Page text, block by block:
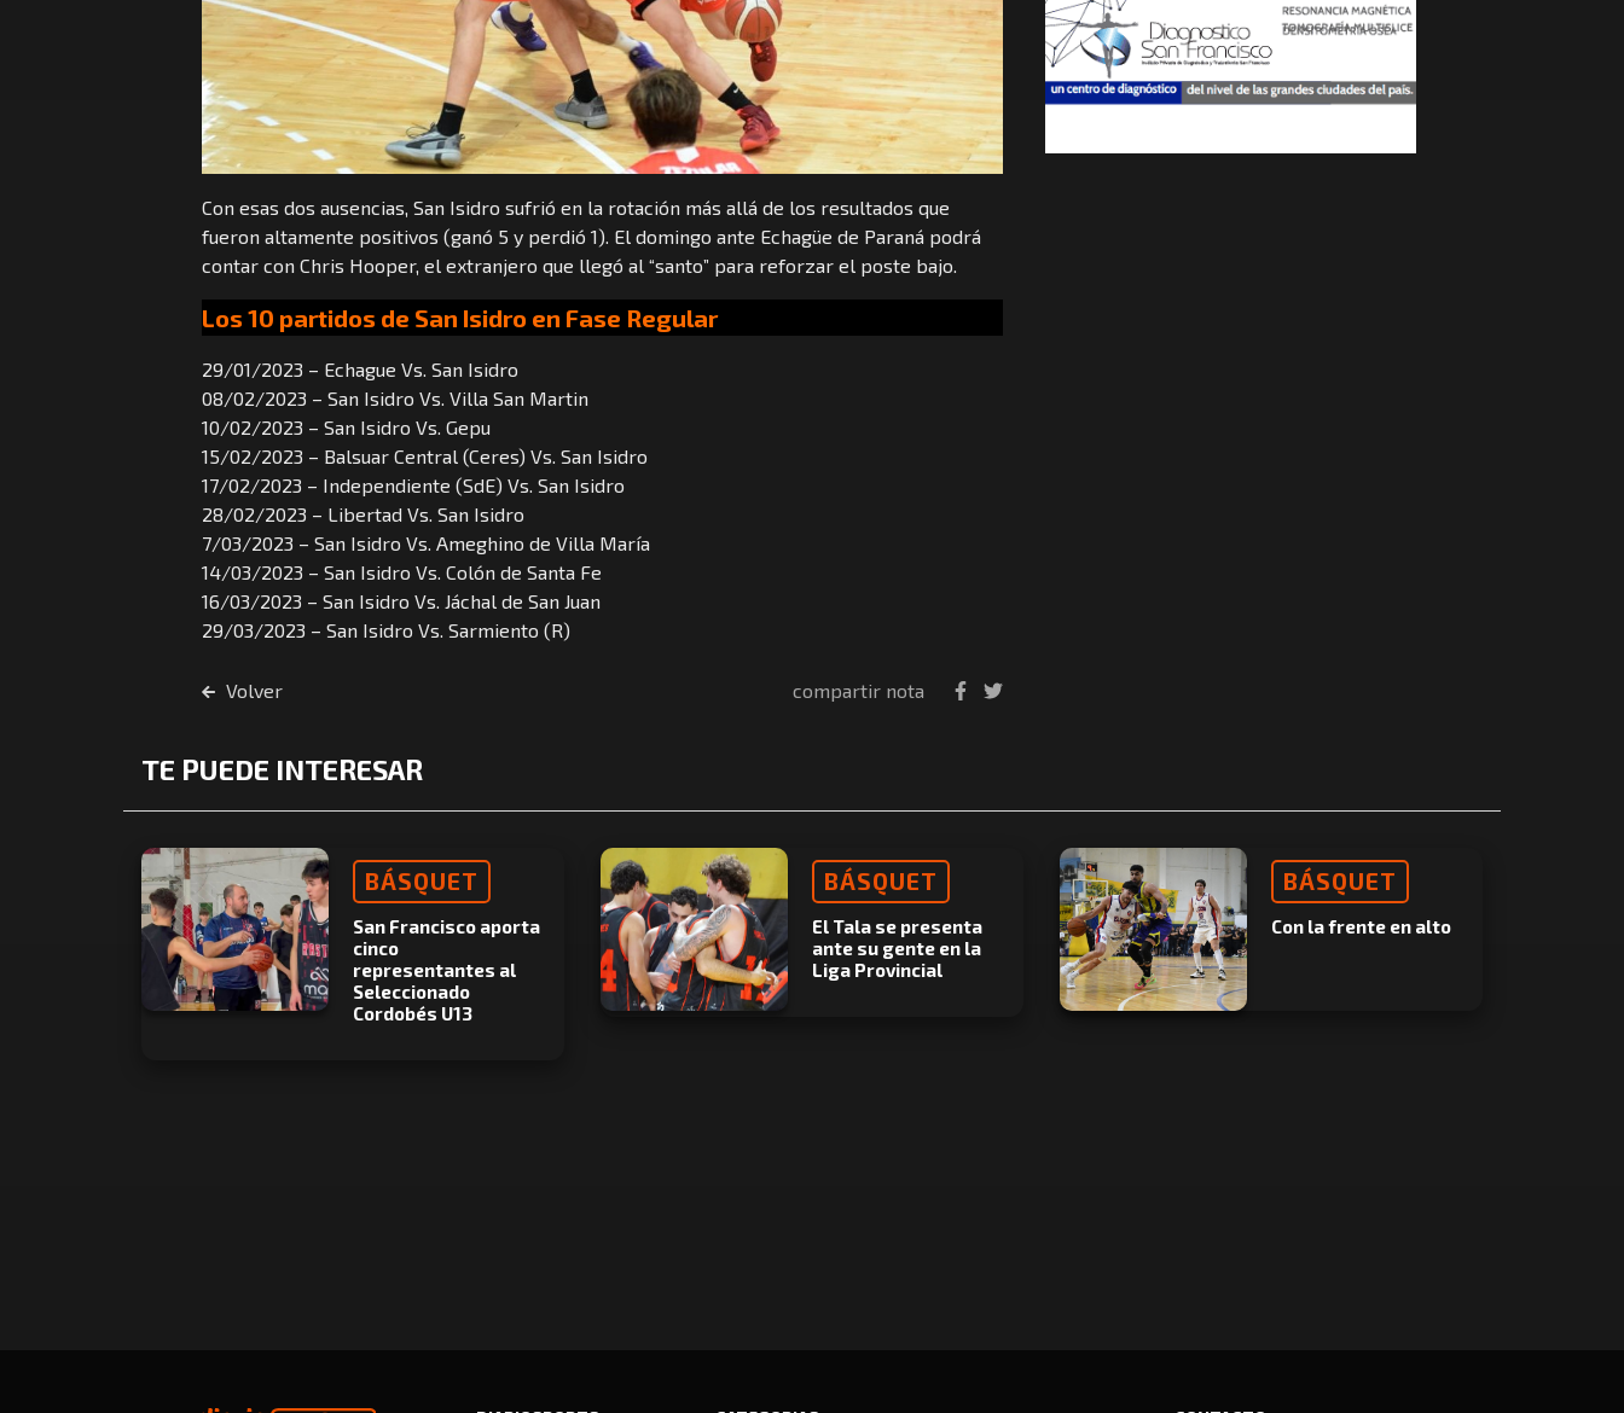
Con esas dos ausencias, San Isidro sufrió en la rotación más allá de los resultados que
fueron altamente positivos (ganó 5 y perdió 1). El domingo ante Echagüe de Paraná podrá
contar con Chris Hooper, el extranjero que llegó al “santo” para reforzar el poste bajo.
Los 10 partidos de San Isidro en Fase Regular
29/01/2023 – Echague Vs. San Isidro
08/02/2023 – San Isidro Vs. Villa San Martin
10/02/2023 – San Isidro Vs. Gepu
15/02/2023 – Balsuar Central (Ceres) Vs. San Isidro
17/02/2023 – Independiente (SdE) Vs. San Isidro
28/02/2023 – Libertad Vs. San Isidro
7/03/2023 – San Isidro Vs. Ameghino de Villa María
14/03/2023 – San Isidro Vs. Colón de Santa Fe
16/03/2023 – San Isidro Vs. Jáchal de San Juan
29/03/2023 – San Isidro Vs. Sarmiento (R)
Volver compartir nota
TE PUEDE INTERESAR
BÁSQUET
San Francisco aporta
cinco
representantes al
Seleccionado
Cordobés U13
BÁSQUET
El Tala se presenta
ante su gente en la
Liga Provincial
BÁSQUET
Con la frente en alto